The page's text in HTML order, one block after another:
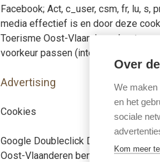
Facebook; Act, c_user, csm, fr, lu,
media effectief is en door deze
Toerisme Oost-Vlaanderen bent
voorkeur passen (interest based
Advertising
Cookies
Google Doubleclick Door deze
Oost-Vlaanderen bent geweest,
Over
We maken
en het
sociale
Kom meer